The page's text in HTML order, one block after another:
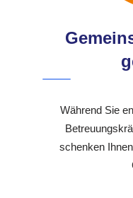
Während Sie
schenken